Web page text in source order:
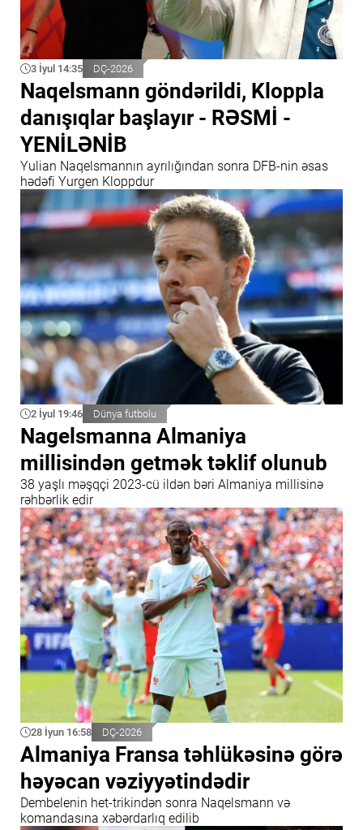
3 İyul 14:35 DÇ-2026
Naqelsmann göndərildi, Kloppla
danışıqlar başlayır - RƏSMİ -
YENİLƏNİB
Yulian Naqelsmannın ayrılığından sonra DFB-nin əsas
hədəfi Yurgen Kloppdur
2 İyul 19:46 Dünya futbolu
Nagelsmanna Almaniya
millisindən getmək təklif olunub
38 yaşlı məşqçi 2023-cü ildən bəri Almaniya millisinə
rəhbərlik edir
28 İyun 16:58 DÇ-2026
Almaniya Fransa təhlükəsinə görə
həyəcan vəziyyətindədir
Dembelenin het-trikindən sonra Naqelsmann və
komandasına xəbərdarlıq edilib